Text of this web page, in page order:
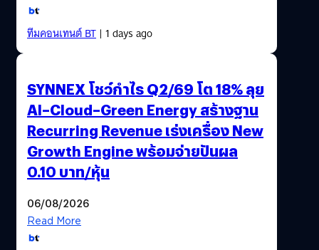
ทีมคอนเทนต์ BT| 1 days ago
SYNNEX โชว์กำไร Q2/69 โต 18% ลุย
AI–Cloud–Green Energy สร้างฐาน
Recurring Revenue เร่งเครื่อง New
Growth Engine พร้อมจ่ายปันผล
0.10 บาท/หุ้น
06/08/2026
Read More